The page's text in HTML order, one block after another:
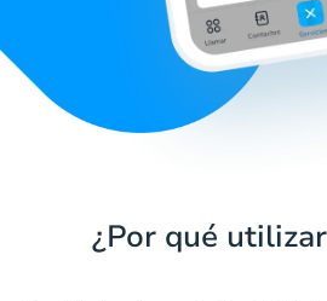
¿Por qué